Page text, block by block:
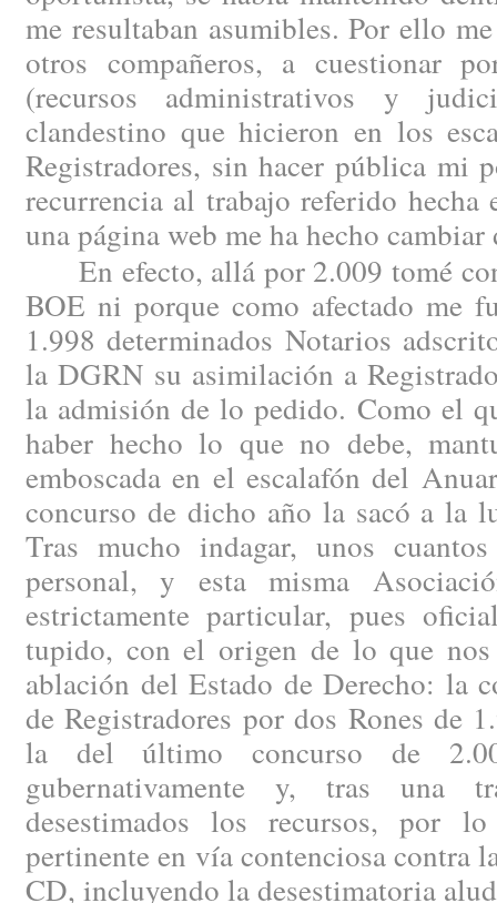
me resultaban asumibles. Por ello
otros compañeros, a cuestionar
(recursos administrativos y
clandestino que hicieron en los
Registradores, sin hacer pública mi
recurrencia al trabajo referido hecha
una página web me ha hecho
En efecto, allá por 2.009 tomé
BOE ni porque como afectado me
1.998 determinados Notarios
la DGRN su asimilación a
la admisión de lo pedido. Como el
haber hecho lo que no debe,
emboscada en el escalafón del
concurso de dicho año la sacó a la
Tras mucho indagar, unos
personal, y esta misma
estrictamente particular, pues
tupido, con el origen de lo que nos
ablación del Estado de Derecho: la
de Registradores por dos Rones de
la del último concurso de
gubernativamente y, tras una
desestimados los recursos, por
pertinente en vía contenciosa contra
CD, incluyendo la desestimatoria